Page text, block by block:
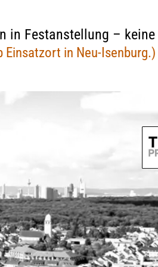
Widerrufsbelehrung
Wettbewerbsbetrug
Lügendetektortest/
in Festanstellung – keine
in Neu-Isenburg.)